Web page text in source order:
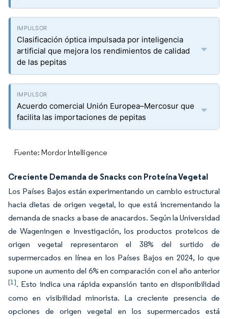
Clasificación óptica impulsada por inteligencia
artificial que mejora los rendimientos de calidad
de las pepitas
Acuerdo comercial Unión Europea–Mercosur que
facilita las importaciones de pepitas
Fuente: Mordor Intelligence
Creciente Demanda de Snacks con Proteína Vegetal
Los Países Bajos están experimentando un cambio estructural
hacia dietas de origen vegetal, lo que está incrementando la
demanda de snacks a base de anacardos. Según la Universidad
de Wageningen e Investigación, los productos proteicos de
origen vegetal representaron el 38% del surtido de
supermercados en línea en los Países Bajos en 2024, lo que
supone un aumento del 6% en comparación con el año anterior
[1]. Esto indica una rápida expansión tanto en disponibilidad
como en visibilidad minorista. La creciente presencia de
opciones de origen vegetal en los supermercados está